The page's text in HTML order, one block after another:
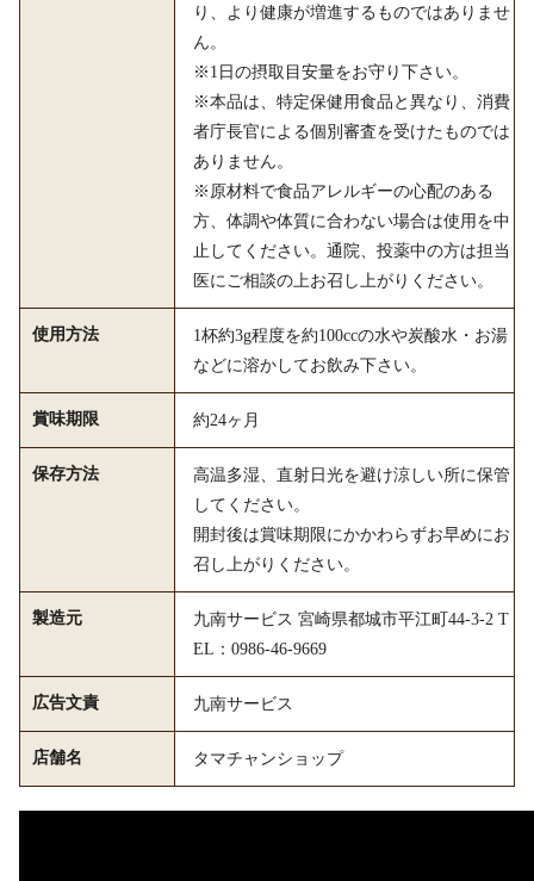
り、より健康が増進するものではありませ
ん。
※1日の摂取目安量をお守り下さい。
※本品は、特定保健用食品と異なり、消費
者庁長官による個別審査を受けたものでは
ありません。
※原材料で食品アレルギーの心配のある
方、体調や体質に合わない場合は使用を中
止してください。通院、投薬中の方は担当
医にご相談の上お召し上がりください。
使用方法
1杯約3g程度を約100ccの水や炭酸水・お湯
などに溶かしてお飲み下さい。
賞味期限 約24ヶ月
保存方法
高温多湿、直射日光を避け涼しい所に保管
してください。
開封後は賞味期限にかかわらずお早めにお
召し上がりください。
製造元
九南サービス 宮崎県都城市平江町44-3-2 T
EL：0986-46-9669
広告文責 九南サービス
店舗名 タマチャンショップ